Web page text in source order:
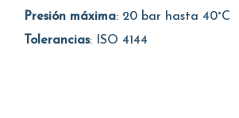
Presión máxima: 20 bar hasta 40°C
Tolerancias: ISO 4144